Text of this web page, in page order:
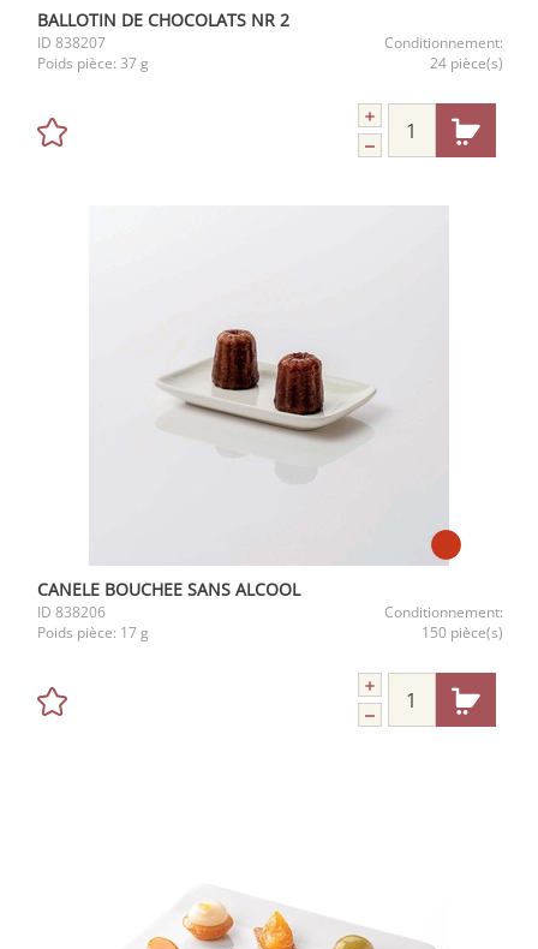
BALLOTIN DE CHOCOLATS NR 2
ID 838207
Conditionnement:
Poids pièce: 37 g 24 pièce(s)
CANELE BOUCHEE SANS ALCOOL
ID 838206
Conditionnement:
Poids pièce: 17 g 150 pièce(s)